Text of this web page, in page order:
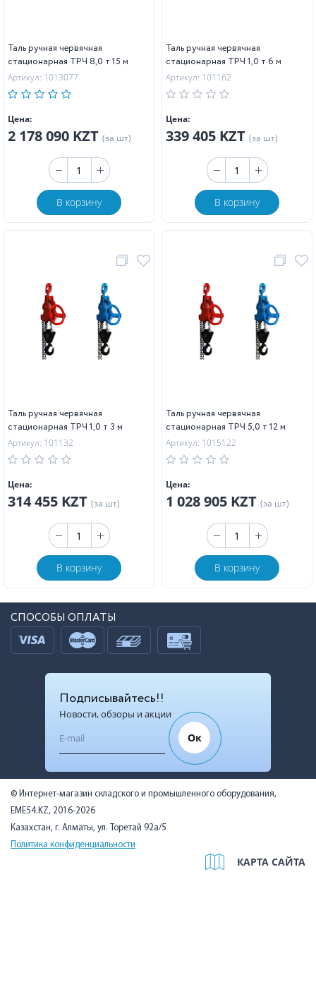
Таль ручная червячная
стационарная ТРЧ 8,0 т 15 м
Артикул: 1013077
Цена:
2 178 090 KZT (за шт)
В корзину
Таль ручная червячная
стационарная ТРЧ 1,0 т 6 м
Артикул: 101162
Цена:
339 405 KZT (за шт)
В корзину
Таль ручная червячная
стационарная ТРЧ 1,0 т 3 м
Артикул: 101132
Цена:
314 455 KZT (за шт)
В корзину
Таль ручная червячная
стационарная ТРЧ 5,0 т 12 м
Артикул: 1015122
Цена:
1 028 905 KZT (за шт)
В корзину
СПОСОБЫ ОПЛАТЫ
Подписывайтесь!!
Новости, обзоры и акции
Ок
© Интернет-магазин складского и промышленного оборудования,
EME54.KZ, 2016-2026
Казахстан, г. Алматы, ул. Торетай 92а/5
Политика конфиденциальности
КАРТА САЙТА